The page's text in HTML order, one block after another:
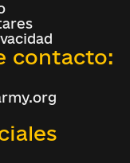
contacto: